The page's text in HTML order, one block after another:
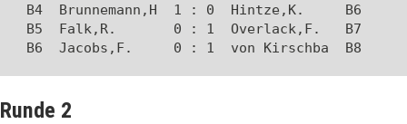
B4  Brunnemann,H  1 : 0  Hintze,K.     B6
B5  Falk,R.       0 : 1  Overlack,F.   B7
B6  Jacobs,F.     0 : 1  von Kirschba  B8
Runde 2